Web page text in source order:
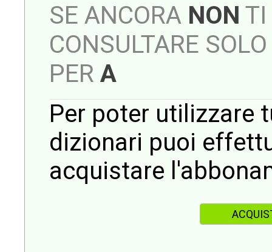
SE ANCORA NON TI
CONSULTARE
PER A
Per poter utilizzare
dizionari puoi
acquistare